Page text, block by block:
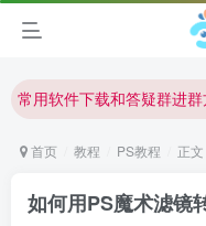
欢迎反馈网站中存在的问
常用软件下载和答疑群进
欢迎访问伊丞小站！
首页 教程 PS教程 正文
如何用PS魔术滤镜